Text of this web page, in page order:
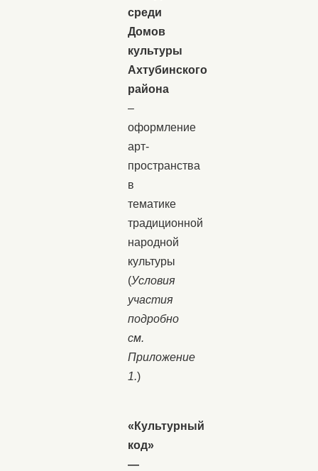
среди
Домов
культуры
Ахтубинского
района
–
оформление
арт-
пространства
в
тематике
традиционной
народной
культуры
(Условия
участия
подробно
см.
Приложение
1.)
«Культурный
код»
—